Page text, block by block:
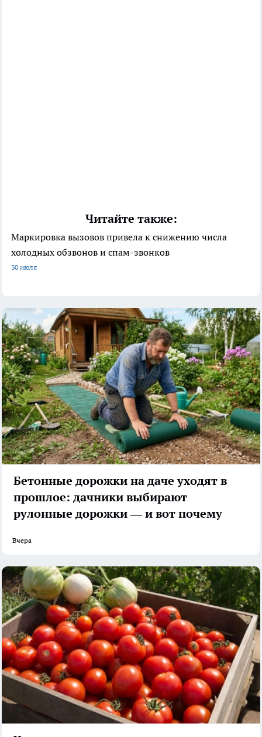
Читайте также:
Маркировка вызовов привела к снижению числа
холодных обзвонов и спам-звонков
30 июля
Бетонные дорожки на даче уходят в
прошлое: дачники выбирают
рулонные дорожки — и вот почему
Вчера